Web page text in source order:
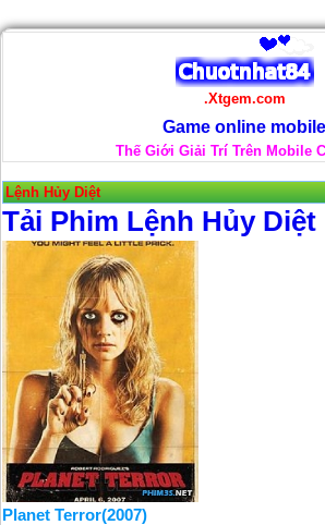
.Xtgem.com
Game online mobile
Thế Giới Giải Trí Trên Mobile
Lệnh Hủy Diệt
Tải Phim Lệnh Hủy Diệt
Planet Terror(2007)